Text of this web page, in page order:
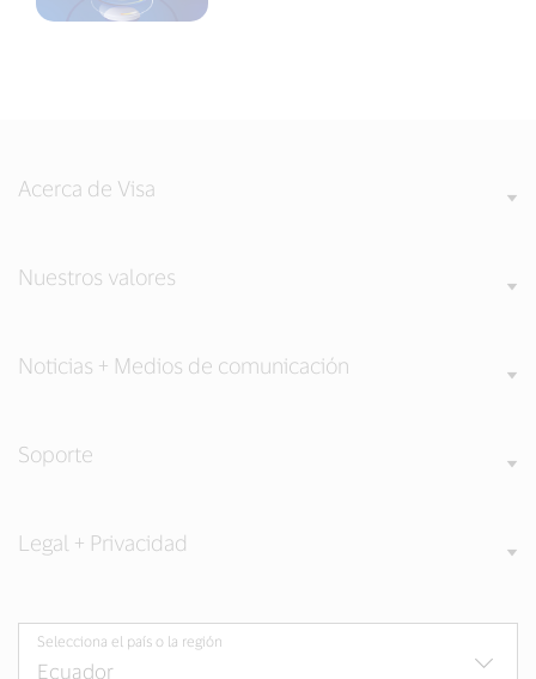
Acerca de Visa
Nuestros valores
Noticias + Medios de comunicación
Soporte
Legal + Privacidad
Selecciona el país o la región